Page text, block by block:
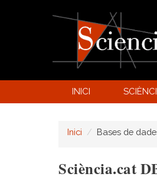
INICI
Inici Bases de
Sciència.cat